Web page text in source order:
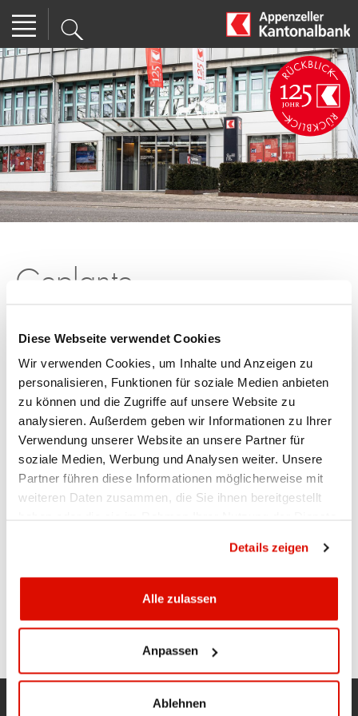
Diese Webseite verwendet Cookies
Wir verwenden Cookies, um Inhalte und Anzeigen zu
personalisieren, Funktionen für soziale Medien anbieten
zu können und die Zugriffe auf unsere Website zu
analysieren. Außerdem geben wir Informationen zu Ihrer
Verwendung unserer Website an unsere Partner für
soziale Medien, Werbung und Analysen weiter. Unsere
Partner führen diese Informationen möglicherweise mit
weiteren Daten zusammen, die Sie ihnen bereitgestellt
Details zeigen
Alle zulassen
Anpassen
Ablehnen
Geplante
Banking
Aktuell| 03.06.2025 10:30
Um unsere Sicherheitsstandards weiterhin zu gewährleisten,
führen wir planmässige Wartungsarbeiten an unserem
System durch. Daher wird das E-Banking- und Mobile-
Banking-Login amPfingstmontag, 9. Juni 2025, von
vorübergehend nicht
verfügbar sein.